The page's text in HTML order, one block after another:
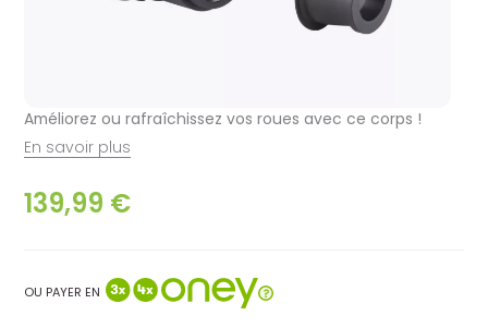
Améliorez ou rafraîchissez vos roues avec ce corps !
En savoir plus
139,99 €
OU PAYER EN